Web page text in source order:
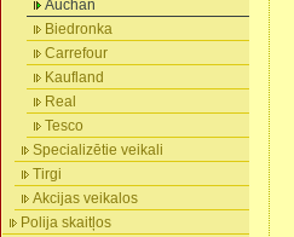
Auchan
Biedronka
Carrefour
Kaufland
Real
Tesco
Specializētie veikali
Tirgi
Akcijas veikalos
Polija skaitļos